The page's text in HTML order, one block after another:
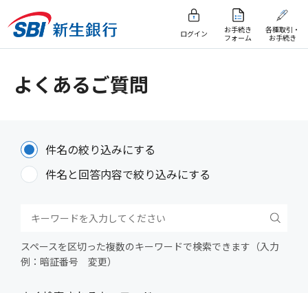
ログイン
お手続き
フォーム
各種取引・
お手続き
よくあるご質問
件名の絞り込みにする
件名と回答内容で絞り込みにする
スペースを区切った複数のキーワードで検索できます（入力
例：暗証番号 変更）